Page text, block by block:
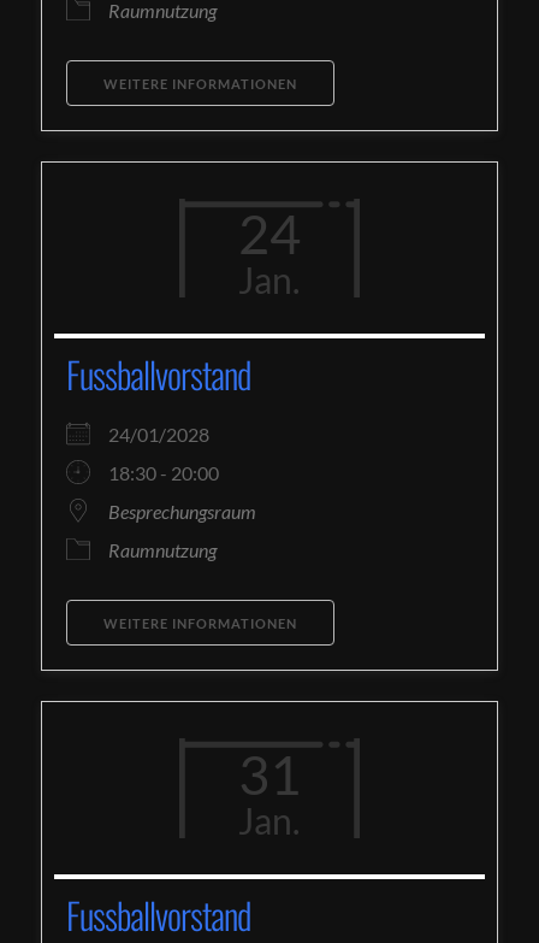
Raumnutzung
WEITERE INFORMATIONEN
24
Jan.
Fussballvorstand
24/01/2028
18:30 - 20:00
Besprechungsraum
Raumnutzung
WEITERE INFORMATIONEN
31
Jan.
Fussballvorstand